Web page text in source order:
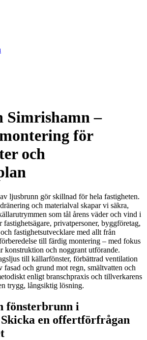
–
för
och
ljusbrunn gör skillnad för hela fastigheten.
och materialval skapar vi säkra,
som tål årens väder och vind i
privatpersoner, byggföretag,
fastighetsutvecklare med allt från
till färdig montering – med fokus
konstruktion och noggrant utförande.
till källarfönster, förbättrad ventilation
fasad och grund mot regn, smältvatten och
enligt branschpraxis och tillverkarens
trygg, långsiktig lösning.
fönsterbrunn i
en offertförfrågan